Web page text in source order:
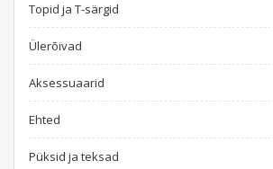
Topid ja T-särgid
Ülerõivad
Aksessuaarid
Ehted
Püksid ja teksad